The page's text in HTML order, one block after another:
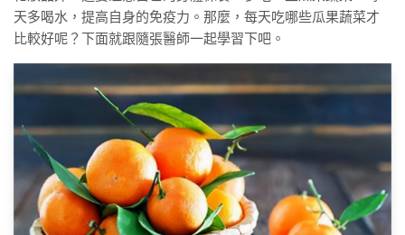
天多喝水，提高自身的免疫力。那麼，每天吃哪些瓜果蔬菜才
比較好呢？下面就跟隨張醫師一起學習下吧。